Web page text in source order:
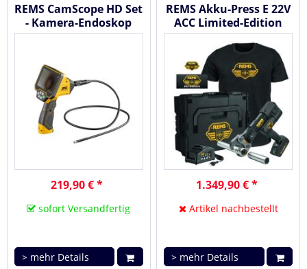
REMS CamScope HD Set
- Kamera-Endoskop
219,90 € *
sofort Versandfertig
> mehr Details
REMS Akku-Press E 22V
ACC Limited-Edition
DEU 2024 - Akku...
1.349,90 € *
Artikel nachbestellt
> mehr Details